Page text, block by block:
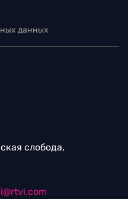
данных
слобода,